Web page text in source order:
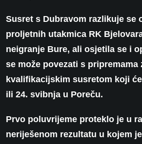
Susret s Dubravom razlikuje se
proljetnih utakmica RK
neigranje Bure, ali osjetila se i
se može povezati s pripremama
kvalifikacijskim susretom koji
ili 24. svibnja u Poreču.
Prvo poluvrijeme proteklo je u
neriješenom rezultatu u kojem